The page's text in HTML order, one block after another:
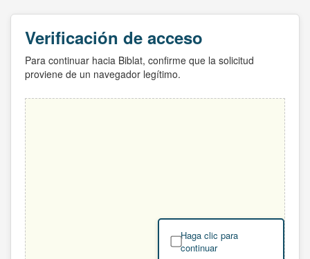
Verificación de acceso
Para continuar hacia Biblat, confirme que la solicitud
proviene de un navegador legítimo.
Haga clic para
continuar